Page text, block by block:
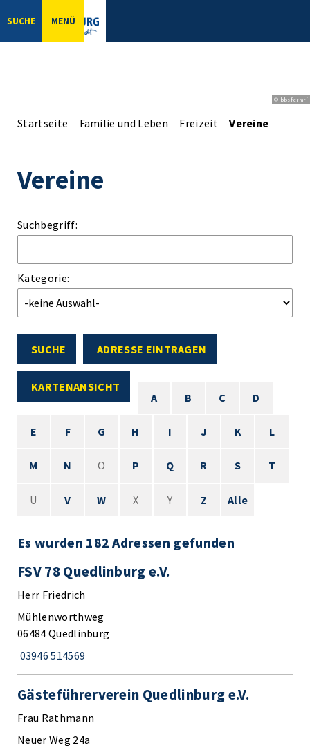
SUCHE MENÜ
© bbsferrari
Startseite Familie und Leben Freizeit Vereine
Vereine
Suchbegriff:
Kategorie:
SUCHE ADRESSE EINTRAGEN
KARTENANSICHT
A
B C D
E F G H I J K L
M N O P Q R S T
U V W X Y Z Alle
Es wurden 182 Adressen gefunden
FSV 78 Quedlinburg e.V.
Herr Friedrich
Mühlenworthweg
06484 Quedlinburg
03946 514569
Gästeführerverein Quedlinburg e.V.
Frau Rathmann
Neuer Weg 24a